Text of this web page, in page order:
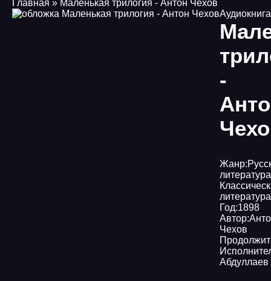
Главная » Маленькая трилогия - Антон Чехов
Аудиокнига
-
Жанр:
литература
литература
Год:1898
Автор:
Чехов
Абдуллаев